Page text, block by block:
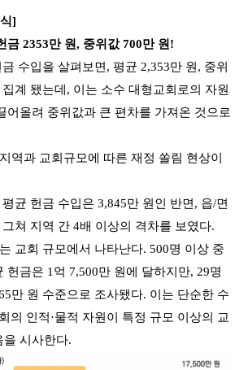
]
금 2353만 원, 중위값 700만 원!
수입을 살펴보면, 평균 2,353만 원, 중위
계 됐는데, 이는 소수 대형교회로의 자원
어올려 중위값과 큰 편차를 가져온 것으로
역과 교회규모에 따른 재정 쏠림 현상이
균 헌금 수입은 3,845만 원인 반면, 읍/면
쳐 지역 간 4배 이상의 격차를 보였다.
교회 규모에서 나타난다. 500명 이상 중
헌금은 1억 7,500만 원에 달하지만, 29명
만 원 수준으로 조사됐다. 이는 단순한 수
의 인적·물적 자원이 특정 규모 이상의 교
을 시사한다.